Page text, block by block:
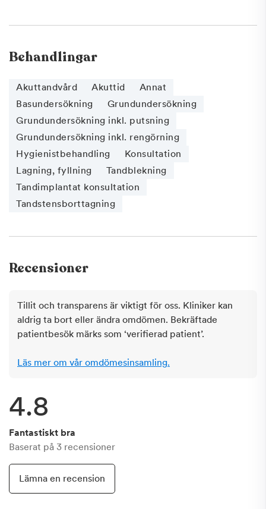
Behandlingar
Akuttandvård Akuttid
Annat
Basundersökning
Grundundersökning
Grundundersökning inkl. putsning
Grundundersökning inkl. rengörning
Hygienistbehandling
Konsultation
Lagning, fyllning
Tandblekning
Tandimplantat konsultation
Tandstensborttagning
Recensioner
Tillit och transparens är viktigt för oss. Kliniker kan
aldrig ta bort eller ändra omdömen. Bekräftade
patientbesök märks som ‘verifierad patient’.
Läs mer om vår omdömesinsamling.
4.8
Fantastiskt bra
Baserat på 3 recensioner
Lämna en recension